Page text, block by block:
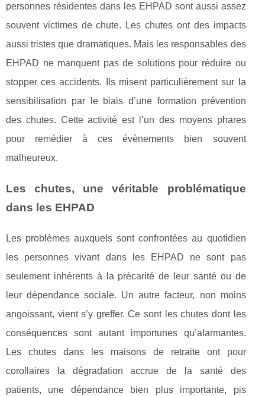
personnes résidentes dans les EHPAD sont aussi assez
souvent victimes de chute. Les chutes ont des impacts
aussi tristes que dramatiques. Mais les responsables des
EHPAD ne manquent pas de solutions pour réduire ou
stopper ces accidents. Ils misent particulièrement sur la
sensibilisation par le biais d’une formation prévention
des chutes. Cette activité est l’un des moyens phares
pour remédier à ces évènements bien souvent
malheureux.
Les chutes, une véritable problématique
dans les EHPAD
Les problèmes auxquels sont confrontées au quotidien
les personnes vivant dans les EHPAD ne sont pas
seulement inhérents à la précarité de leur santé ou de
leur dépendance sociale. Un autre facteur, non moins
angoissant, vient s’y greffer. Ce sont les chutes dont les
conséquences sont autant importunes qu’alarmantes.
Les chutes dans les maisons de retraite ont pour
corollaires la dégradation accrue de la santé des
patients, une dépendance bien plus importante, pis